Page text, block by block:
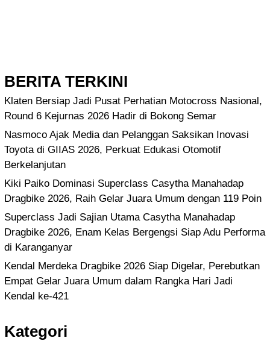
BERITA TERKINI
Klaten Bersiap Jadi Pusat Perhatian Motocross Nasional,
Round 6 Kejurnas 2026 Hadir di Bokong Semar
Nasmoco Ajak Media dan Pelanggan Saksikan Inovasi
Toyota di GIIAS 2026, Perkuat Edukasi Otomotif
Berkelanjutan
Kiki Paiko Dominasi Superclass Casytha Manahadap
Dragbike 2026, Raih Gelar Juara Umum dengan 119 Poin
Superclass Jadi Sajian Utama Casytha Manahadap
Dragbike 2026, Enam Kelas Bergengsi Siap Adu Performa
di Karanganyar
Kendal Merdeka Dragbike 2026 Siap Digelar, Perebutkan
Empat Gelar Juara Umum dalam Rangka Hari Jadi
Kendal ke-421
Kategori